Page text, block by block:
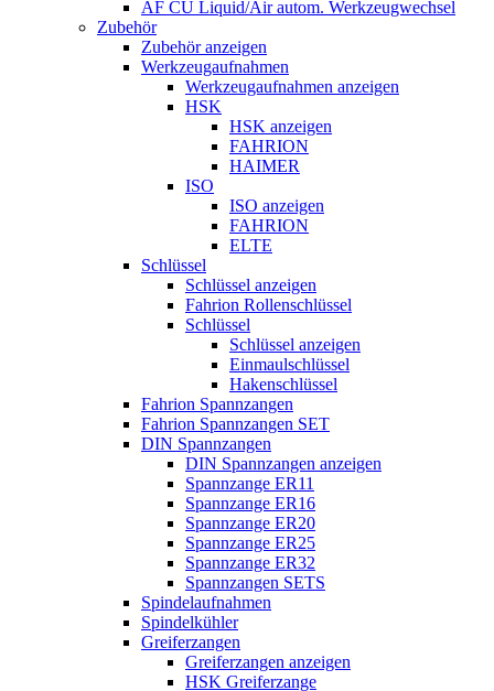
AF CU Liquid/Air autom. Werkzeugwechsel
Zubehör
Zubehör anzeigen
Werkzeugaufnahmen
Werkzeugaufnahmen anzeigen
HSK
HSK anzeigen
FAHRION
HAIMER
ISO
ISO anzeigen
FAHRION
ELTE
Schlüssel
Schlüssel anzeigen
Fahrion Rollenschlüssel
Schlüssel
Schlüssel anzeigen
Einmaulschlüssel
Hakenschlüssel
Fahrion Spannzangen
Fahrion Spannzangen SET
DIN Spannzangen
DIN Spannzangen anzeigen
Spannzange ER11
Spannzange ER16
Spannzange ER20
Spannzange ER25
Spannzange ER32
Spannzangen SETS
Spindelaufnahmen
Spindelkühler
Greiferzangen
Greiferzangen anzeigen
HSK Greiferzange